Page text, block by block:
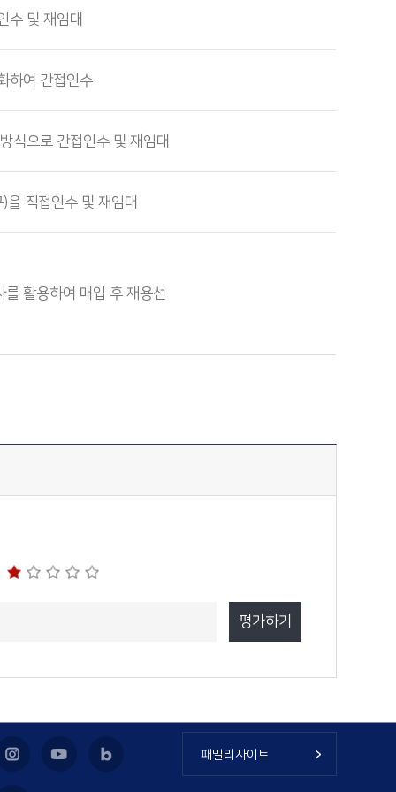
수 및 재임대
하여 간접인수
식으로 간접인수 및 재임대
을 직접인수 및 재임대
를 활용하여 매입 후 재용선
패밀리사이트